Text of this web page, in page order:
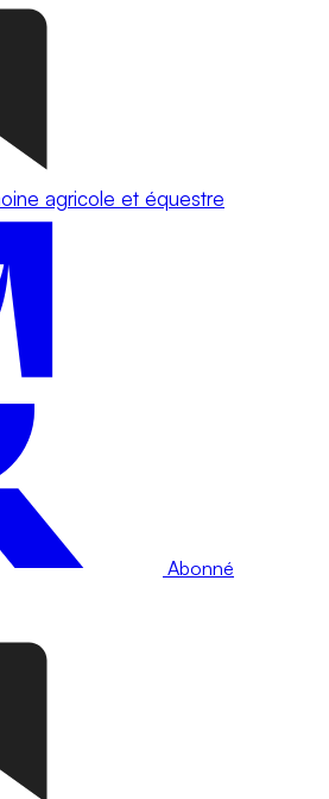
agricole et équestre
Abonné